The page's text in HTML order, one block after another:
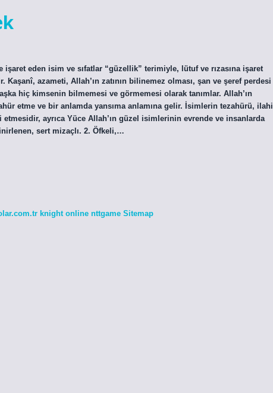
işaret eden isim ve sıfatlar “güzellik” terimiyle, lütuf ve rızasına işaret
azameti, Allah’ın zatının bilinemez olması, şan ve şeref perdesi
hiç kimsenin bilmemesi ve görmemesi olarak tanımlar. Allah’ın
etme ve bir anlamda yansıma anlamına gelir. İsimlerin tezahürü, ilahi
ayrıca Yüce Allah’ın güzel isimlerinin evrende ve insanlarda
sert mizaçlı. 2. Öfkeli,…
knight online nttgame Sitemap